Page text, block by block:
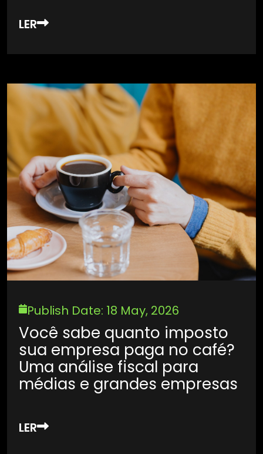
LER
Publish Date: 18 May, 2026
Você sabe quanto imposto
sua empresa paga no café?
Uma análise fiscal para
médias e grandes empresas
LER